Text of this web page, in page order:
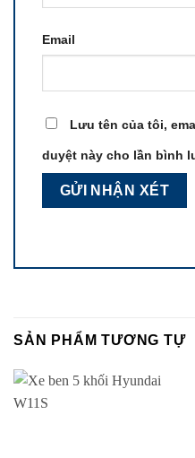
Email
Lưu tên của tôi,
duyệt này cho lần bình
SẢN PHẨM TƯƠNG TỰ